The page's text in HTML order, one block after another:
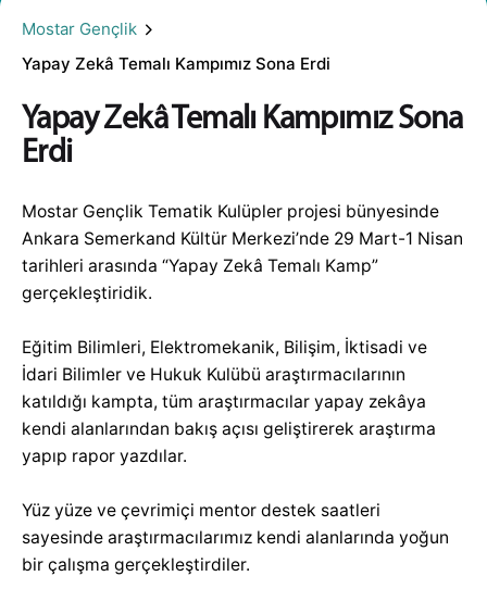
Mostar Gençlik
Yapay Zekâ Temalı Kampımız Sona Erdi
Yapay Zekâ Temalı Kampımız Sona
Erdi
Mostar Gençlik Tematik Kulüpler projesi bünyesinde
Ankara Semerkand Kültür Merkezi’nde 29 Mart-1 Nisan
tarihleri arasında “Yapay Zekâ Temalı Kamp”
gerçekleştiridik.
Eğitim Bilimleri, Elektromekanik, Bilişim, İktisadi ve
İdari Bilimler ve Hukuk Kulübü araştırmacılarının
katıldığı kampta, tüm araştırmacılar yapay zekâya
kendi alanlarından bakış açısı geliştirerek araştırma
yapıp rapor yazdılar.
Yüz yüze ve çevrimiçi mentor destek saatleri
sayesinde araştırmacılarımız kendi alanlarında yoğun
bir çalışma gerçekleştirdiler.